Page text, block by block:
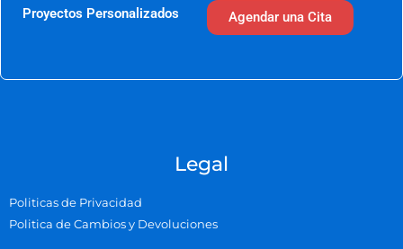
Proyectos Personalizados Agendar una Cita
Legal
Politicas de Privacidad
Politica de Cambios y Devoluciones